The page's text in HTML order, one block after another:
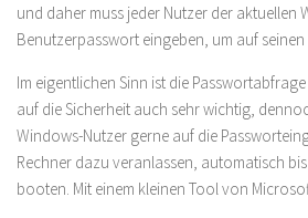
und daher muss jeder Nutzer der aktuellen
Benutzerpasswort eingeben, um auf
Im eigentlichen Sinn ist die
auf die Sicherheit auch sehr wichtig,
Windows-Nutzer gerne auf die
Rechner dazu veranlassen, automatisch
booten. Mit einem kleinen Tool von